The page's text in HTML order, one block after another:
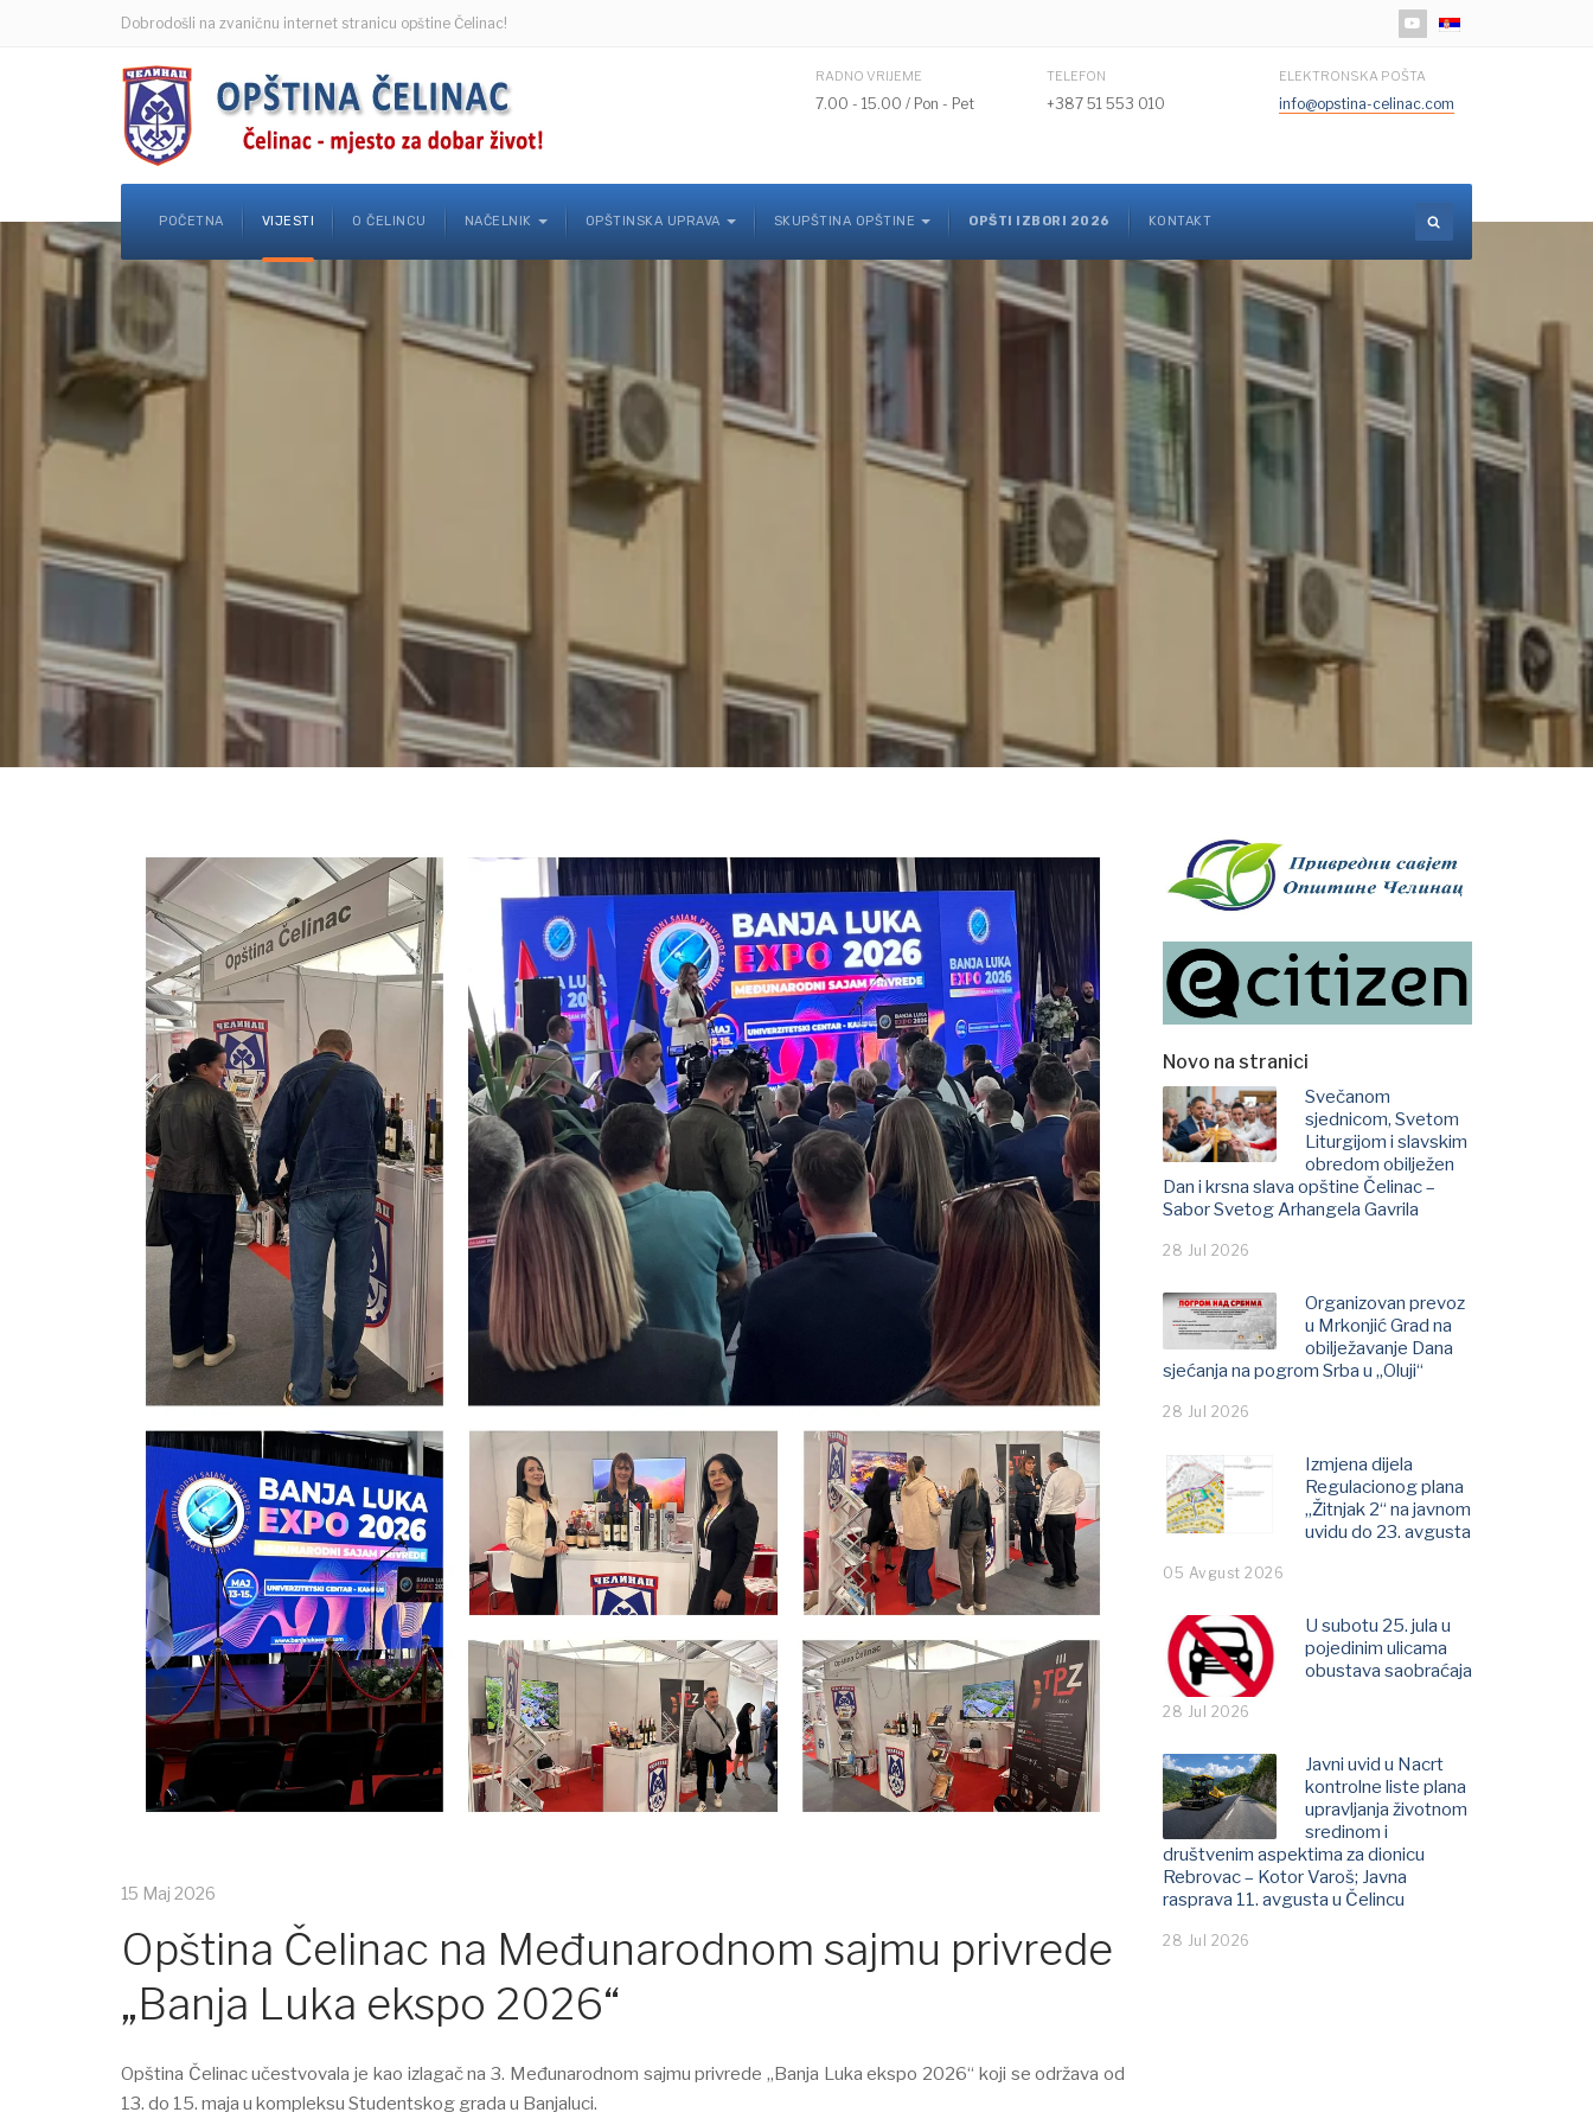
Dobrodošli na zvaničnu internet stranicu opštine Čelinac! Izaberite vaš jezik
RADNO VRIJEME
7.00 - 15.00 / Pon - Pet
TELEFON
+387 51 553 010
ELEKTRONSKA POŠTA
info@opstina-celinac.com
POČETNA VIJESTI O ČELINCU NAČELNIK OPŠTINSKA UPRAVA SKUPŠTINA OPŠTINE OPŠTI IZBORI 2026 KONTAKT
15 Maj 2026
Opština Čelinac na Međunarodnom sajmu privrede
„Banja Luka ekspo 2026“
Opština Čelinac učestvovala je kao izlagač na 3. Međunarodnom sajmu privrede „Banja Luka ekspo 2026“ koji se održava od
13. do 15. maja u kompleksu Studentskog grada u Banjaluci.
Novo na stranici
Svečanom
sjednicom, Svetom
Liturgijom i slavskim
obredom obilježen
Dan i krsna slava opštine Čelinac –
Sabor Svetog Arhangela Gavrila
28 Jul 2026
Organizovan prevoz
u Mrkonjić Grad na
obilježavanje Dana
sjećanja na pogrom Srba u „Oluji“
28 Jul 2026
Izmjena dijela
Regulacionog plana
„Žitnjak 2“ na javnom
uvidu do 23. avgusta
05 Avgust 2026
U subotu 25. jula u
pojedinim ulicama
obustava saobraćaja
28 Jul 2026
Javni uvid u Nacrt
kontrolne liste plana
upravljanja životnom
sredinom i
društvenim aspektima za dionicu
Rebrovac – Kotor Varoš; Јavna
rasprava 11. avgusta u Čelincu
28 Jul 2026